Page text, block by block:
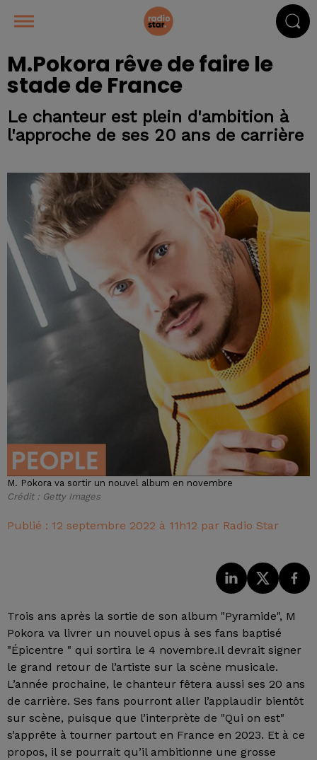
M.Pokora rêve de faire le
stade de France
Le chanteur est plein d'ambition à
l'approche de ses 20 ans de carrière
M. Pokora va sortir un nouvel album en novembre
Crédit : Getty Images
Publié : 12 septembre 2022 à 11h12 par Radio Star
Trois ans après la sortie de son album "Pyramide", M
Pokora va livrer un nouvel opus à ses fans baptisé
"Épicentre " qui sortira le 4 novembre.Il devrait signer
le grand retour de l’artiste sur la scène musicale.
L’année prochaine, le chanteur fêtera aussi ses 20 ans
de carrière. Ses fans pourront aller l’applaudir bientôt
sur scène, puisque que l’interprète de "Qui on est"
s’apprête à tourner partout en France en 2023. Et à ce
propos, il se pourrait qu’il ambitionne une grosse